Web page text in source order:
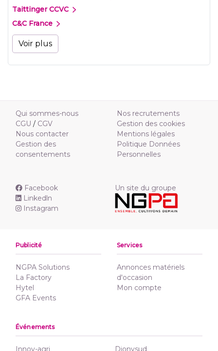
Taittinger CCVC
C&C France
Voir plus
Qui sommes-nous
CGU / CGV
Nous contacter
Gestion des
consentements
Nos recrutements
Gestion des cookies
Mentions légales
Politique Données
Personnelles
Facebook
Linkedln
Instagram
Un site du groupe
Publicité
NGPA Solutions
La Factory
Hytel
GFA Events
Services
Annonces matériels
d'occasion
Mon compte
Événements
Innov-agri Dionysud